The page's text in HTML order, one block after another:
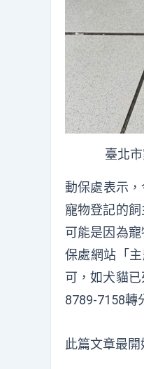
臺北
動保處表示
寵物登記的
可能是因為
保處網站「
可，如犬貓
8789-7158轉
此篇文章最開